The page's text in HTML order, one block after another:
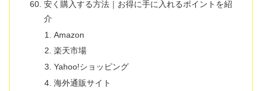
安く購入する方法｜お得に手に入れるポイントを紹
介
Amazon
楽天市場
Yahoo!ショッピング
海外通販サイト